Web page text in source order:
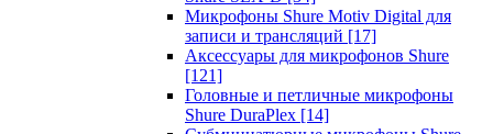
Микрофоны Shure Motiv Digital для
записи и трансляций [17]
Аксессуары для микрофонов Shure
[121]
Головные и петличные микрофоны
Shure DuraPlex [14]